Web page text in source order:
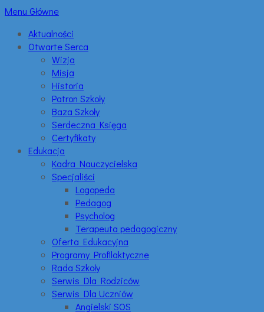
Menu Główne
Aktualności
Otwarte Serca
Wizja
Misja
Historia
Patron Szkoły
Baza Szkoły
Serdeczna Księga
Certyfikaty
Edukacja
Kadra Nauczycielska
Specjaliści
Logopeda
Pedagog
Psycholog
Terapeuta pedagogiczny
Oferta Edukacyjna
Programy Profilaktyczne
Rada Szkoły
Serwis Dla Rodziców
Serwis Dla Uczniów
Angielski SOS